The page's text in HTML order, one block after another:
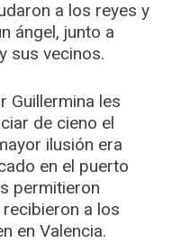
a los reyes y
ángel, junto a
sus vecinos.
Guillermina les
de cieno el
ilusión era
en el puerto
permitieron
a los
en Valencia.